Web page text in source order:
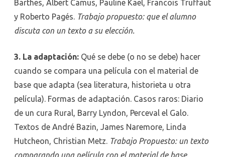
Barthes, Albert Camus, Pauline Kael, Francois Truffaut
y Roberto Pagés. Trabajo propuesto: que el alumno
discuta con un texto a su elección.
3. La adaptación: Qué se debe (o no se debe) hacer
cuando se compara una película con el material de
base que adapta (sea literatura, historieta u otra
película). Formas de adaptación. Casos raros: Diario
de un cura Rural, Barry Lyndon, Perceval el Galo.
Textos de André Bazin, James Naremore, Linda
Hutcheon, Christian Metz. Trabajo Propuesto: un texto
comparando una película con el material de base.